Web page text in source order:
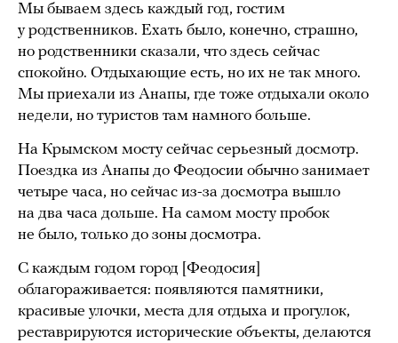
Мы бываем здесь каждый год, гостим
у родственников. Ехать было, конечно, страшно,
но родственники сказали, что здесь сейчас
спокойно. Отдыхающие есть, но их не так много.
Мы приехали из Анапы, где тоже отдыхали около
недели, но туристов там намного больше.
На Крымском мосту сейчас серьезный досмотр.
Поездка из Анапы до Феодосии обычно занимает
четыре часа, но сейчас из-за досмотра вышло
на два часа дольше. На самом мосту пробок
не было, только до зоны досмотра.
С каждым годом город [Феодосия]
облагораживается: появляются памятники,
красивые улочки, места для отдыха и прогулок,
реставрируются исторические объекты, делаются